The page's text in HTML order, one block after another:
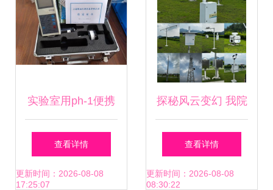
实验室用ph-1便携
式三杯风速仪-上海
风云气象仪器
查看详情
更新时间：2026-08-08
17:25:07
探秘风云变幻 我院
2023级地理科学专
业学生赴中山气象
查看详情
更新时间：2026-08-08
08:30:22